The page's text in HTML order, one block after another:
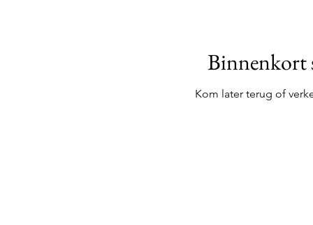
Binnenkort
Kom later terug of